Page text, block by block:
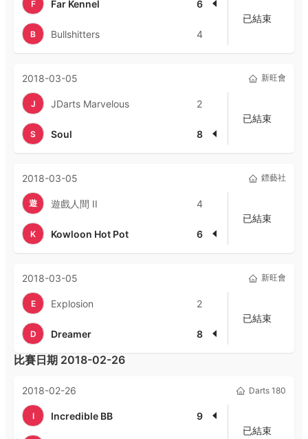
F Far Kennel 6
B Bullshitters 4
已結束
2018-03-05 新旺會
J JDarts Marvelous 2
S Soul 8
已結束
2018-03-05 鏢藝社
遊 遊戲人間 II 4
K Kowloon Hot Pot 6
已結束
2018-03-05 新旺會
E Explosion 2
D Dreamer 8
已結束
比賽日期 2018-02-26
2018-02-26 Darts 180
I Incredible BB 9
已結束